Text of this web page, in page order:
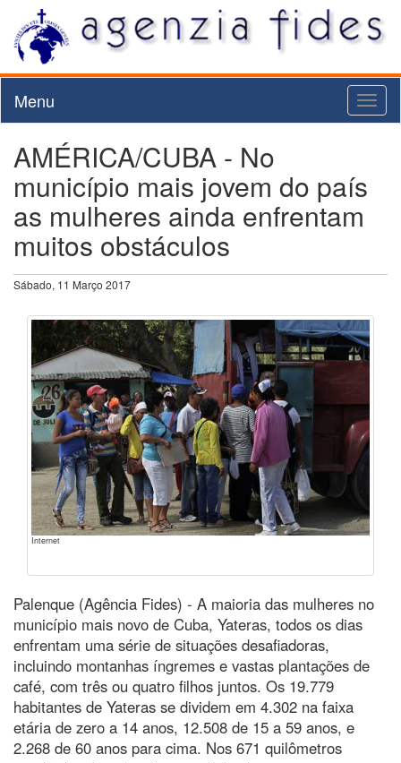
Menu
AMÉRICA/CUBA - No
município mais jovem do país
as mulheres ainda enfrentam
muitos obstáculos
Sábado, 11 Março 2017
Internet
Palenque (Agência Fides) - A maioria das mulheres no
município mais novo de Cuba, Yateras, todos os dias
enfrentam uma série de situações desafiadoras,
incluindo montanhas íngremes e vastas plantações de
café, com três ou quatro filhos juntos. Os 19.779
habitantes de Yateras se dividem em 4.302 na faixa
etária de zero a 14 anos, 12.508 de 15 a 59 anos, e
2.268 de 60 anos para cima. Nos 671 quilômetros